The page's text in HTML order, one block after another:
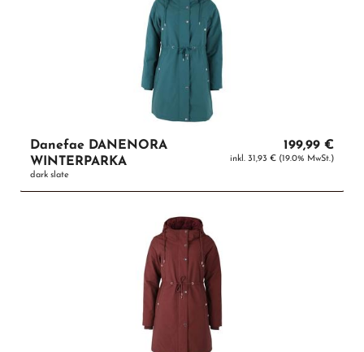
Danefae DANENORA
WINTERPARKA
dark slate
199,99 €
inkl. 31,93 € (19.0% MwSt.)